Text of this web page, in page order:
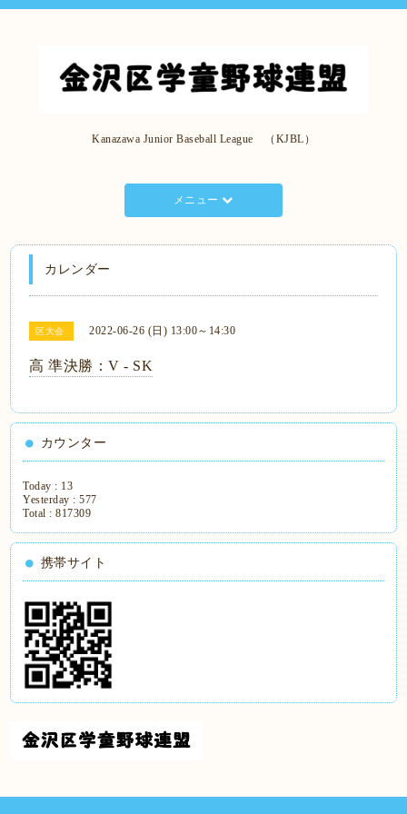
Kanazawa Junior Baseball League （KJBL）
メニュー
カレンダー
区大会 2022-06-26 (日) 13:00～14:30
高 準決勝：V - SK
カウンター
Today : 13
Yesterday :577
Total :817309
携帯サイト